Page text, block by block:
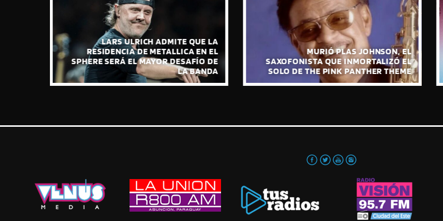
MURIÓ PLAS JOHNSON, EL
SAXOFONISTA QUE INMORTALIZÓ EL
SOLO DE THE PINK PANTHER THEME
PAUL MCCARTNEY PRESENTA “THE
BOYS OF DUNGEON LANE”, SU NUEVO
ÁLBUM DE ESTUDIO